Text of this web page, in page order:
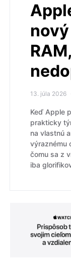
13. júla 2026
Keď Apple
prakticky
na vlastnú
výraznému
čomu sa z
iba